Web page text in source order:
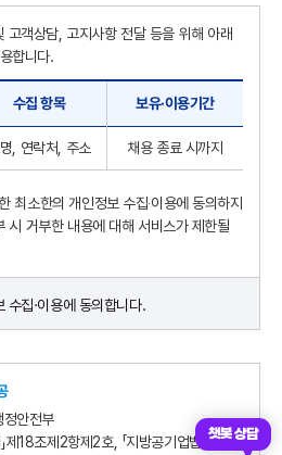
고객상담, 고지사항 전달 등을 위해 아래
합니다.
수집 항목 보유·이용기간
, 연락처, 주소 채용 종료 시까지
최소한의 개인정보 수집‧이용에 동의하지
시 거부한 내용에 대해 서비스가 제한될
수집·이용에 동의합니다.
안전부
제18조제2항제2호, 「지방공기업법」제78
챗봇 상담